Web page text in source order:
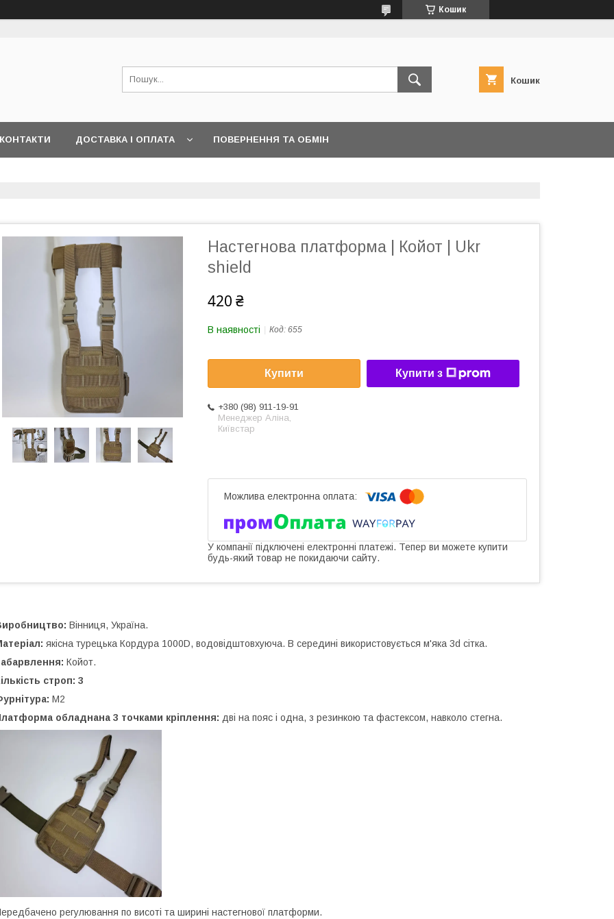
Кошик
Кошик
КОНТАКТИ ДОСТАВКА І ОПЛАТА ПОВЕРНЕННЯ ТА ОБМІН
Настегнова платформа | Койот | Ukr
shield
420 ₴
В наявності Код: 655
Купити Купити з
+380 (98) 911-19-91
Менеджер Аліна,
Київстар
У компанії підключені електронні платежі. Тепер ви можете купити
будь-який товар не покидаючи сайту.
Вінниця, Україна.
якісна турецька Кордура 1000D, водовідштовхуюча. В середині використовується м'яка 3d сітка.
Койот.
строп: 3
М2
обладнана 3 точками кріплення: дві на пояс і одна, з резинкою та фастексом, навколо стегна.
регулювання по висоті та ширині настегнової платформи.